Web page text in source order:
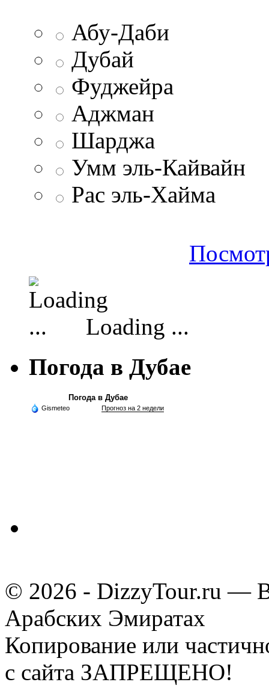
Абу-Даби
Дубай
Фуджейра
Аджман
Шарджа
Умм эль-Кайвайн
Рас эль-Хайма
Loading ...
Погода в Дубае
Погода в Дубае
Gismeteo Прогноз на 2 недели
© 2026 - DizzyTour.ru —
Арабских Эмиратах
Копирование или
с сайта ЗАПРЕЩЕНО!